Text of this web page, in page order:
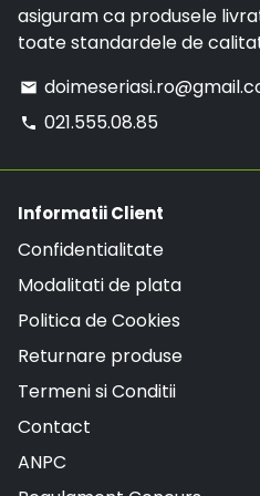
asiguram ca produsele
toate standardele de
email
phone 021.555.08.85
Informatii Client
Confidentialitate
Modalitati de plata
Politica de Cookies
Returnare produse
Termeni si Conditii
Contact
ANPC